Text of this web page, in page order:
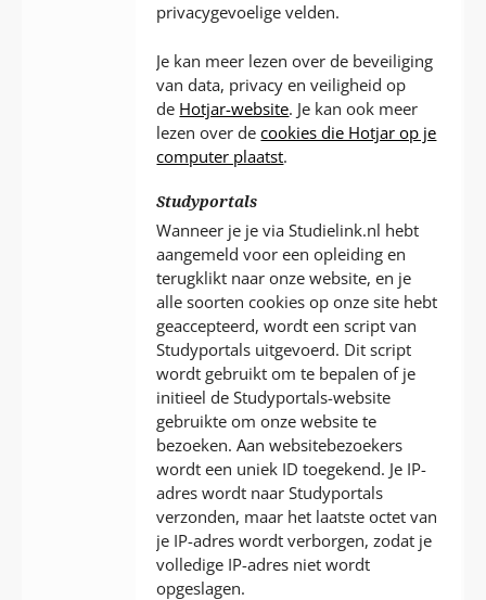
privacygevoelige velden.
Je kan meer lezen over de beveiliging
van data, privacy en veiligheid op
de Hotjar-website. Je kan ook meer
lezen over decookies die Hotjar op je
computer plaatst.
Studyportals
Wanneer je je via Studielink.nl hebt
aangemeld voor een opleiding en
terugklikt naar onze website, en je
alle soorten cookies op onze site hebt
geaccepteerd, wordt een script van
Studyportals uitgevoerd. Dit script
wordt gebruikt om te bepalen of je
initieel de Studyportals-website
gebruikte om onze website te
bezoeken. Aan websitebezoekers
wordt een uniek ID toegekend. Je IP-
adres wordt naar Studyportals
verzonden, maar het laatste octet van
je IP-adres wordt verborgen, zodat je
volledige IP-adres niet wordt
opgeslagen.